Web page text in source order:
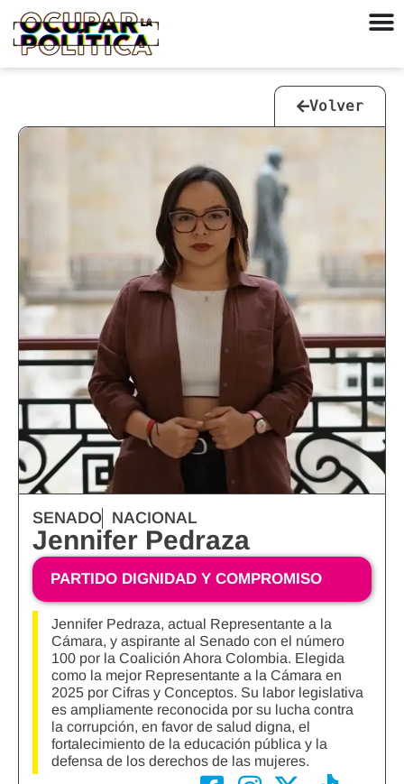
Volver
SENADO NACIONAL
Jennifer Pedraza
PARTIDO DIGNIDAD Y COMPROMISO
Jennifer Pedraza, actual Representante a la
Cámara, y aspirante al Senado con el número
100 por la Coalición Ahora Colombia. Elegida
como la mejor Representante a la Cámara en
2025 por Cifras y Conceptos. Su labor legislativa
es ampliamente reconocida por su lucha contra
la corrupción, en favor de salud digna, el
fortalecimiento de la educación pública y la
defensa de los derechos de las mujeres.